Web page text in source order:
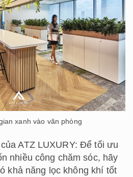
xanh vào văn phòng
ATZ LUXURY: Để tối ưu
nhiều công chăm sóc, hãy
khả năng lọc không khí tốt